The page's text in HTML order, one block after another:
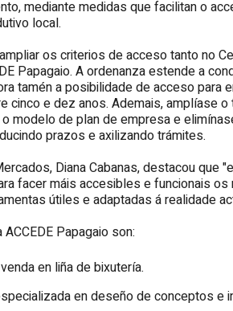
mediante medidas que facilitan o
local.
os criterios de acceso tanto no
Papagaio. A ordenanza estende a
tamén a posibilidade de acceso para
cinco e dez anos. Ademais, amplíase
modelo de plan de empresa e
prazos e axilizando trámites.
Diana Cabanas, destacou que
facer máis accesibles e funcionais
útiles e adaptadas á realidade
Papagaio son:
en liña de bixutería.
en deseño de conceptos e